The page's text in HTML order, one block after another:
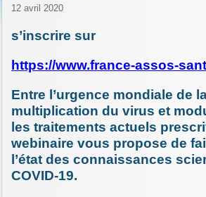
12 avril 2020
s’inscrire sur
https://www.france-assos-
Entre l’urgence mondiale de
multiplication du virus et
les traitements actuels
webinaire vous propose de
l’état des connaissances
COVID-19.